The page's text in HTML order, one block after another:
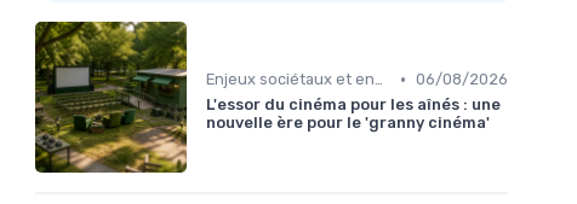
Enjeux sociétaux et environnementaux • 06/08/2026
L'essor du cinéma pour les aînés : une
nouvelle ère pour le 'granny cinéma'